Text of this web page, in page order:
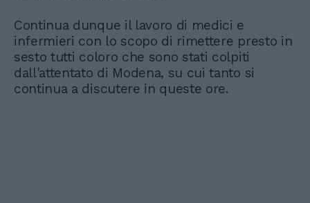
Continua dunque il lavoro di medici e
infermieri con lo scopo di rimettere presto in
sesto tutti coloro che sono stati colpiti
dall'attentato di Modena, su cui tanto si
continua a discutere in queste ore.